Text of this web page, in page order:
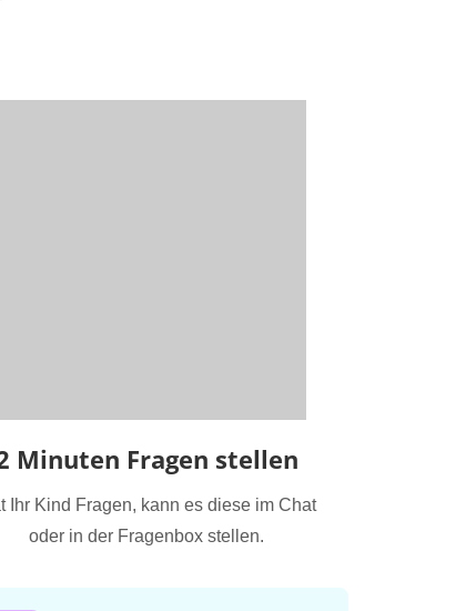
Minuten Fragen stellen
Ihr Kind Fragen, kann es diese im Chat
oder in der Fragenbox stellen.